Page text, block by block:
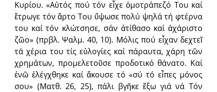
Κυρίου. «Αὐτός πού τόν εἶχε ὁμοτράπεζό Του καί
ἔτρωγε τόν ἄρτο Του ὕψωσε πολύ ψηλά τή φτέρνα
του καί τόν κλώτσησε, σάν ἀτίθασο καί ἀχάριστο
ζῶο» (πρβλ. Ψαλμ. 40, 10). Μόλις πού εἶχαν δεχτεῖ
τά χέρια του τίς εὐλογίες καί πάραυτα, χάρη τῶν
χρημάτων, προμελετοῦσε προδοτικό θάνατο. Καί
ἐνῶ ἐλέγχθηκε καί ἄκουσε τό «σύ τό εἶπες μόνος
σου» (Ματθ. 26, 25), πάλι βγῆκε ἔξω γιά νά Τόν